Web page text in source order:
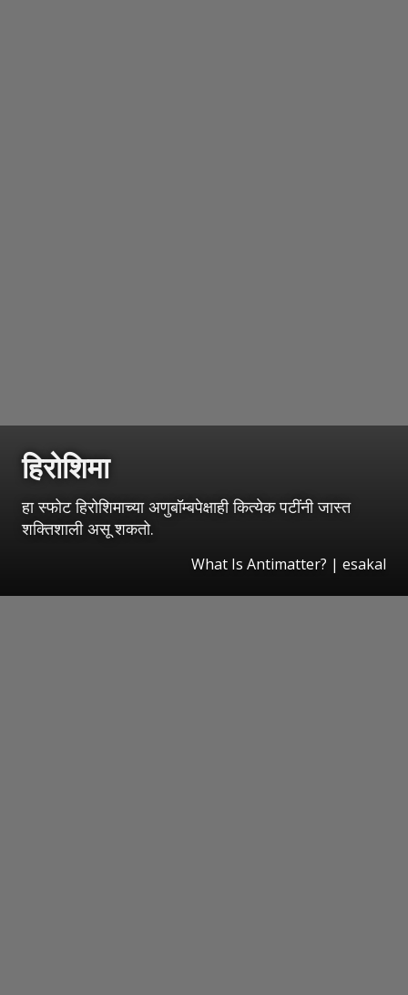
हिरोशिमा
हा स्फोट हिरोशिमाच्या अणुबॉम्बपेक्षाही कित्येक पटींनी जास्त
शक्तिशाली असू शकतो.
What Is Antimatter? | esakal